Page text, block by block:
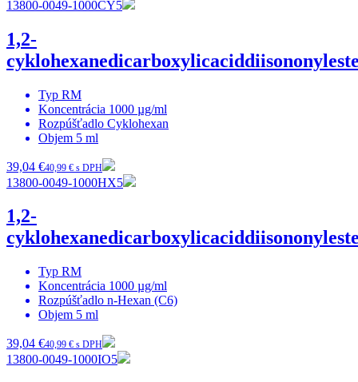
13800-0049-1000CY5
1,2-
Typ RM
Koncentrácia 1000 µg/ml
Rozpúšťadlo Cyklohexan
Objem 5 ml
39,04 €40,99 € s DPH
13800-0049-1000HX5
1,2-
Typ RM
Koncentrácia 1000 µg/ml
Rozpúšťadlo n-Hexan (C6)
Objem 5 ml
39,04 €40,99 € s DPH
13800-0049-1000IO5